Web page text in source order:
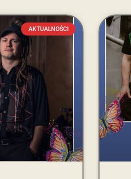
AKTUALNOŚCI